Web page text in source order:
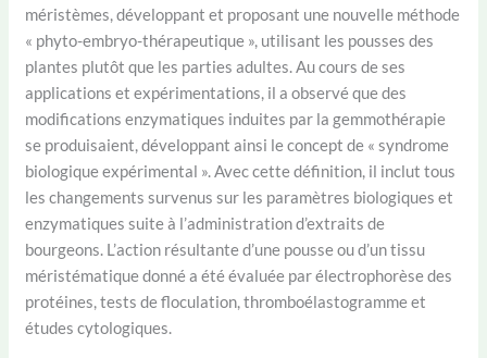
méristèmes, développant et proposant une nouvelle méthode
« phyto-embryo-thérapeutique », utilisant les pousses des
plantes plutôt que les parties adultes. Au cours de ses
applications et expérimentations, il a observé que des
modifications enzymatiques induites par la gemmothérapie
se produisaient, développant ainsi le concept de « syndrome
biologique expérimental ». Avec cette définition, il inclut tous
les changements survenus sur les paramètres biologiques et
enzymatiques suite à l’administration d’extraits de
bourgeons. L’action résultante d’une pousse ou d’un tissu
méristématique donné a été évaluée par électrophorèse des
protéines, tests de floculation, thromboélastogramme et
études cytologiques.